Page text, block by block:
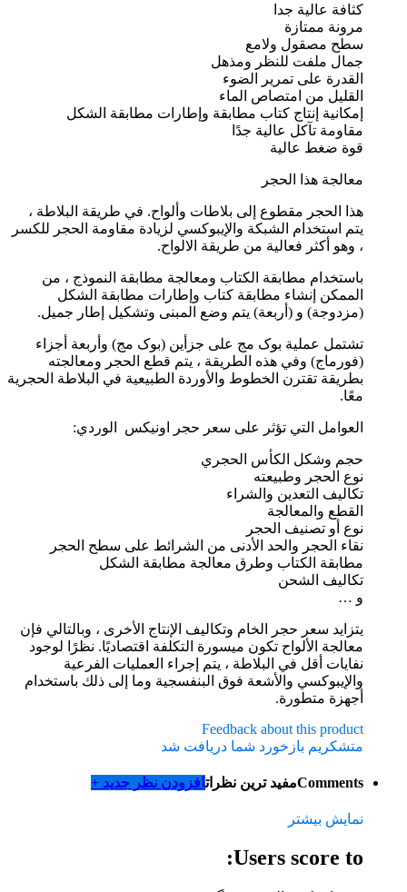
كثافة عالية جدا
مرونة ممتازة
سطح مصقول ولامع
جمال ملفت للنظر ومذهل
القدرة على تمرير الضوء
القليل من امتصاص الماء
إمكانية إنتاج كتاب مطابقة وإطارات مطابقة الشكل
مقاومة تآكل عالية جدًا
قوة ضغط عالية
معالجة هذا الحجر
هذا الحجر مقطوع إلى بلاطات وألواح. في طريقة البلاطة ،
يتم استخدام الشبكة والإيبوكسي لزيادة مقاومة الحجر للكسر
، وهو أكثر فعالية من طريقة الالواح.
باستخدام مطابقة الكتاب ومعالجة مطابقة النموذج ، من
الممكن إنشاء مطابقة كتاب وإطارات مطابقة الشكل
(مزدوجة) و (أربعة) يتم وضع المبنى وتشكيل إطار جميل.
تشتمل عملية بوک مج على جزأين (بوک مج) وأربعة أجزاء
(فورماج) وفي هذه الطريقة ، يتم قطع الحجر ومعالجته
بطريقة تقترن الخطوط والأوردة الطبيعية في البلاطة الحجرية
معًا.
العوامل التي تؤثر على سعر حجر اونیکس الوردي:
حجم وشكل الكأس الحجري
نوع الحجر وطبيعته
تكاليف التعدين والشراء
القطع والمعالجة
نوع أو تصنيف الحجر
نقاء الحجر والحد الأدنى من الشرائط على سطح الحجر
مطابقة الكتاب وطرق معالجة مطابقة الشكل
تكاليف الشحن
و …
يتزايد سعر حجر الخام وتكاليف الإنتاج الأخرى ، وبالتالي فإن
معالجة الألواح تكون ميسورة التكلفة اقتصاديًا. نظرًا لوجود
نفايات أقل في البلاطة ، يتم إجراء العمليات الفرعية
والإيبوكسي والأشعة فوق البنفسجية وما إلى ذلك باستخدام
أجهزة متطورة.
Feedback about this product
متشکریم بازخورد شما دریافت شد
Commentsمفید ترین نظراتافزودن نظر جدید +
نمایش بیشتر
Users score to: